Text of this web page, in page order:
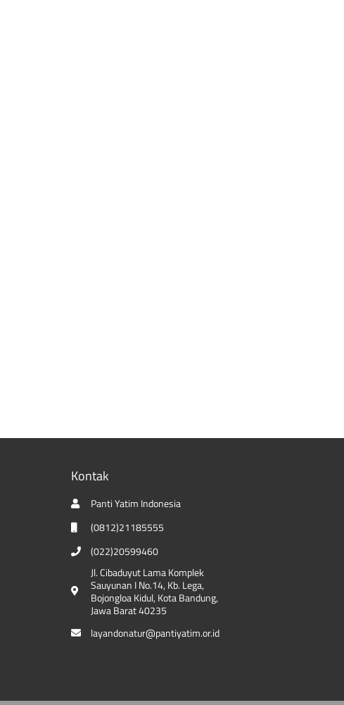
Kontak
Panti Yatim Indonesia
(0812)21185555
(022)20599460
Jl. Cibaduyut Lama Komplek
Sauyunan I No.14, Kb. Lega,
Bojongloa Kidul, Kota Bandung,
Jawa Barat 40235
layandonatur@pantiyatim.or.id